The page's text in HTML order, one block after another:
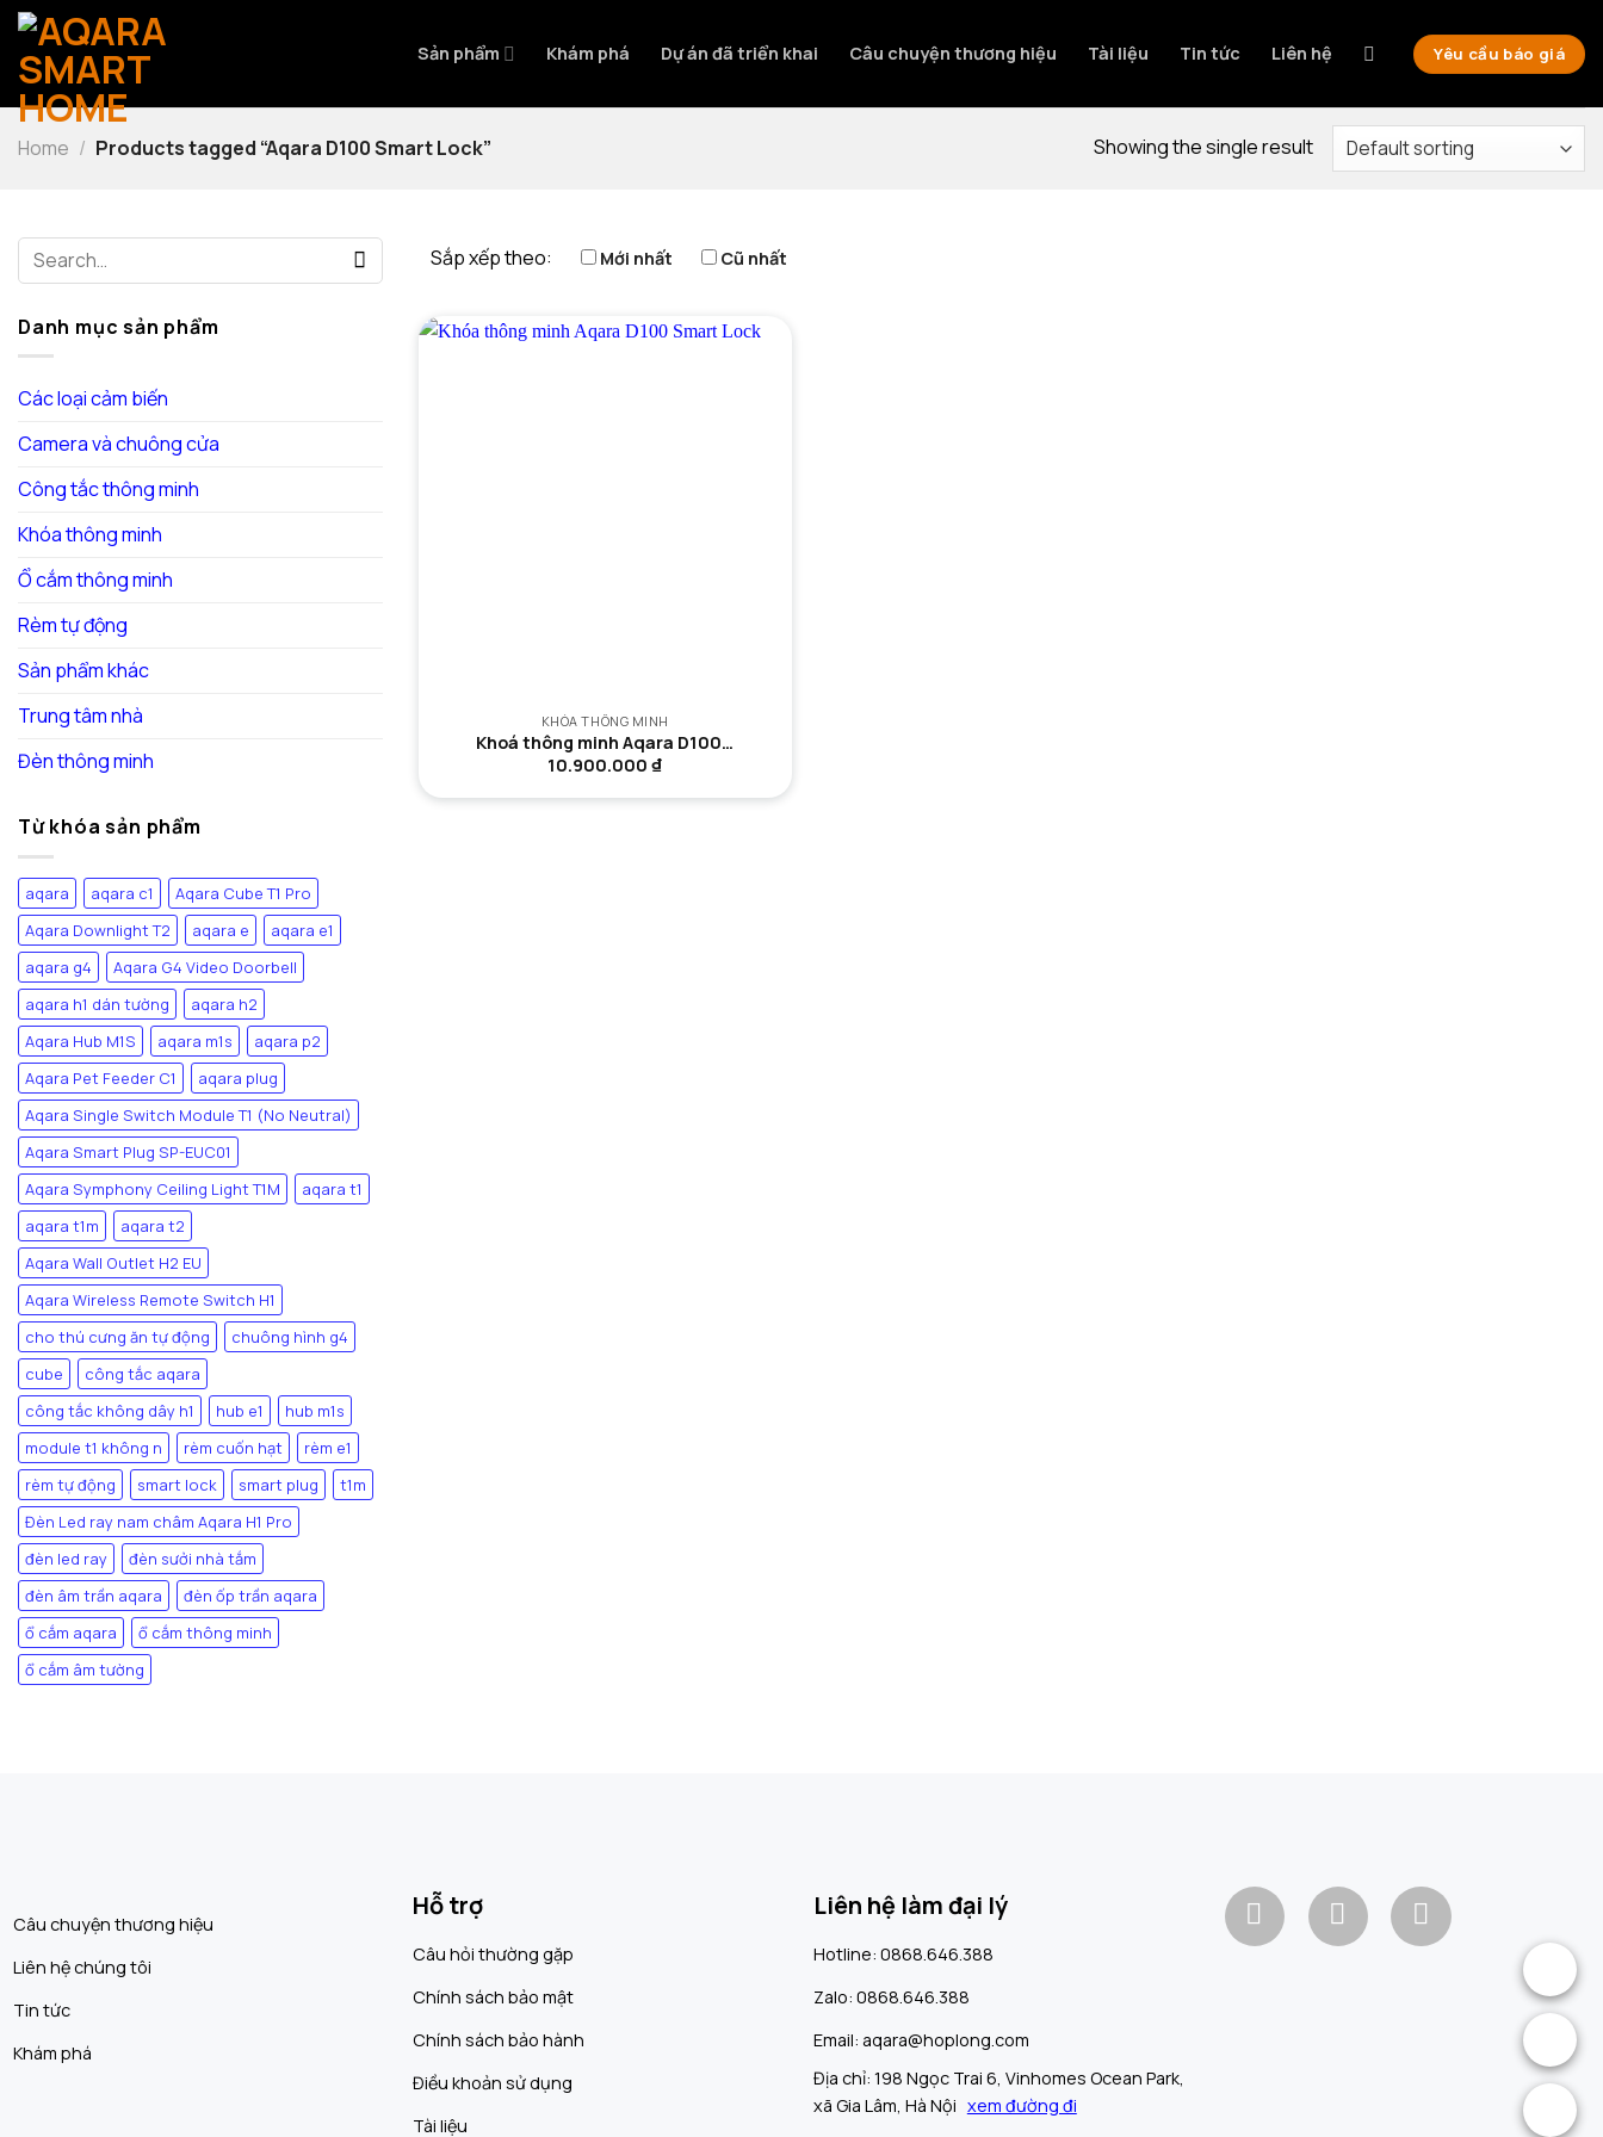
Bỏ
nội
dung
Sản phẩm Khám phá Dự án đã triển khai Câu chuyện thương hiệu Tài liệu Tin tức Liên hệ Yêu cầu báo giá
Home / Products tagged “Aqara D100 Smart Lock” Showing the single result
Search
for:
Danh mục sản phẩm
Các loại cảm biến
Camera và chuông cửa
Công tắc thông minh
Khóa thông minh
Ổ cắm thông minh
Rèm tự động
Sản phẩm khác
Trung tâm nhà
Đèn thông minh
Từ khóa sản phẩm
aqara aqara c1
Aqara Cube T1 Pro
Aqara Downlight T2
aqara e
aqara e1
aqara g4
Aqara G4 Video Doorbell
aqara h1 dán tường
aqara h2
Aqara Hub M1S
aqara m1s
aqara p2
Aqara Pet Feeder C1
aqara plug
Aqara Single Switch Module T1 (No Neutral)
Aqara Smart Plug SP-EUC01
Aqara Symphony Ceiling Light T1M
aqara t1
aqara t1m
aqara t2
Aqara Wall Outlet H2 EU
Aqara Wireless Remote Switch H1
cho thú cưng ăn tự động
chuông hình g4
cube
công tắc aqara
công tắc không dây h1
hub e1
hub m1s
module t1 không n
rèm cuốn hạt
rèm e1
rèm tự động
smart lock smart plug
t1m
Đèn Led ray nam châm Aqara H1 Pro
đèn led ray
đèn sưởi nhà tắm
đèn âm trần aqara
đèn ốp trần aqara
ổ cắm aqara
ổ cắm thông minh
ổ cắm âm tường
Sắp xếp theo: Mới nhất Cũ nhất
KHÓA THÔNG MINH
Khoá thông minh Aqara D100…
10.900.000₫
Câu chuyện thương hiệu
Liên hệ chúng tôi
Tin tức
Khám phá
Hỗ trợ
Câu hỏi thường gặp
Chính sách bảo mật
Chính sách bảo hành
Điều khoản sử dụng
Tài liệu
Liên hệ làm đại lý
Hotline: 0868.646.388
Zalo: 0868.646.388
Email: aqara@hoplong.com
Địa chỉ: 198 Ngọc Trai 6, Vinhomes Ocean Park,
xã Gia Lâm, Hà Nội xem đường đi